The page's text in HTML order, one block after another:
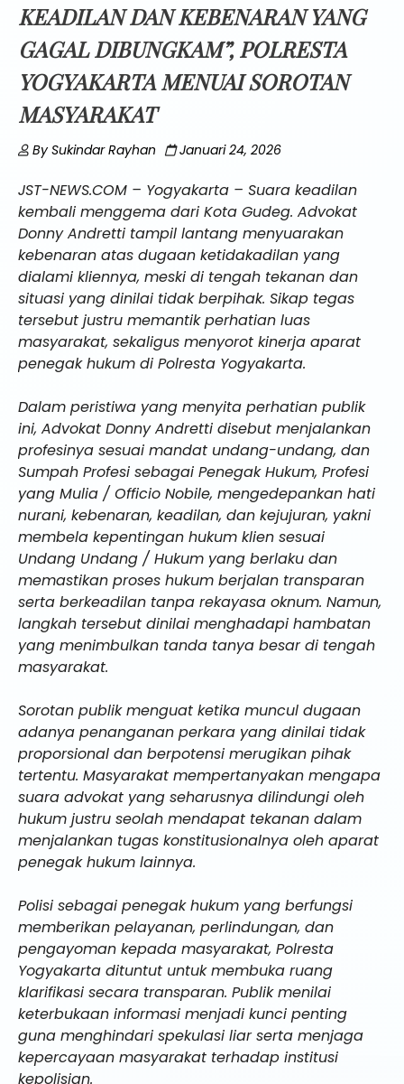
KEADILAN DAN KEBENARAN YANG
GAGAL DIBUNGKAM”, POLRESTA
YOGYAKARTA MENUAI SOROTAN
MASYARAKAT
BySukindar Rayhan Januari 24, 2026
JST-NEWS.COM – Yogyakarta – Suara keadilan
kembali menggema dari Kota Gudeg. Advokat
Donny Andretti tampil lantang menyuarakan
kebenaran atas dugaan ketidakadilan yang
dialami kliennya, meski di tengah tekanan dan
situasi yang dinilai tidak berpihak. Sikap tegas
tersebut justru memantik perhatian luas
masyarakat, sekaligus menyorot kinerja aparat
penegak hukum di Polresta Yogyakarta.
Dalam peristiwa yang menyita perhatian publik
ini, Advokat Donny Andretti disebut menjalankan
profesinya sesuai mandat undang-undang, dan
Sumpah Profesi sebagai Penegak Hukum, Profesi
yang Mulia / Officio Nobile, mengedepankan hati
nurani, kebenaran, keadilan, dan kejujuran, yakni
membela kepentingan hukum klien sesuai
Undang Undang / Hukum yang berlaku dan
memastikan proses hukum berjalan transparan
serta berkeadilan tanpa rekayasa oknum. Namun,
langkah tersebut dinilai menghadapi hambatan
yang menimbulkan tanda tanya besar di tengah
masyarakat.
Sorotan publik menguat ketika muncul dugaan
adanya penanganan perkara yang dinilai tidak
proporsional dan berpotensi merugikan pihak
tertentu. Masyarakat mempertanyakan mengapa
suara advokat yang seharusnya dilindungi oleh
hukum justru seolah mendapat tekanan dalam
menjalankan tugas konstitusionalnya oleh aparat
penegak hukum lainnya.
Polisi sebagai penegak hukum yang berfungsi
memberikan pelayanan, perlindungan, dan
pengayoman kepada masyarakat, Polresta
Yogyakarta dituntut untuk membuka ruang
klarifikasi secara transparan. Publik menilai
keterbukaan informasi menjadi kunci penting
guna menghindari spekulasi liar serta menjaga
kepercayaan masyarakat terhadap institusi
kepolisian.